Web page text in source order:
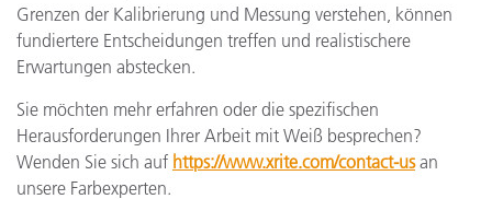
Grenzen der Kalibrierung und Messung verstehen, können
fundiertere Entscheidungen treffen und realistischere
Erwartungen abstecken.
Sie möchten mehr erfahren oder die spezifischen
Herausforderungen Ihrer Arbeit mit Weiß besprechen?
Wenden Sie sich auf https://www.xrite.com/contact-usan
unsere Farbexperten.